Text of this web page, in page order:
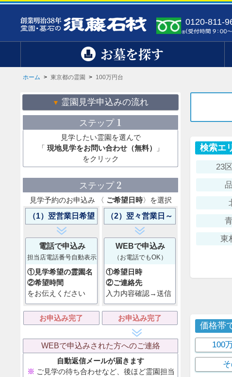
0120-811-
お墓を探す
ホーム > 東京都の霊園 > 100万円台
霊園見学申込みの流れ
ステップ 1
見学したい霊園を選んで
「 現地見学をお問い合わせ（無料）
」
をクリック
ステップ 2
見学予約のお申込み 〈 ご希望日時〉を選択
（1）翌営業日希望
電話で申込み
担当店電話番号自動表示
①見学希望の霊園名
②希望時間
をお伝えください
お申込み完了
（2）翌々営業日～
WEBで申込み
（お電話でもOK）
①希望日時
②ご連絡先
入力内容確認→送信
お申込み完了
WEBで申込みされた方へのご連絡
自動返信メールが届きます
ご見学の待ち合わせなど、後ほど霊園担当
検索エ
23
東
価格帯
100